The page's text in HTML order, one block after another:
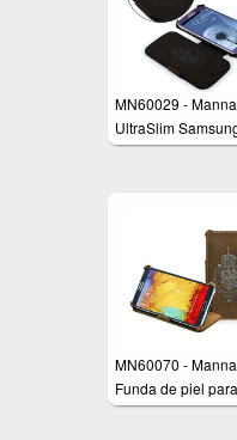
MN60029 - Manna
UltraSlim
Galaxy S3 i9300
MN60070 -
Funda de piel para
Samsung Galaxy